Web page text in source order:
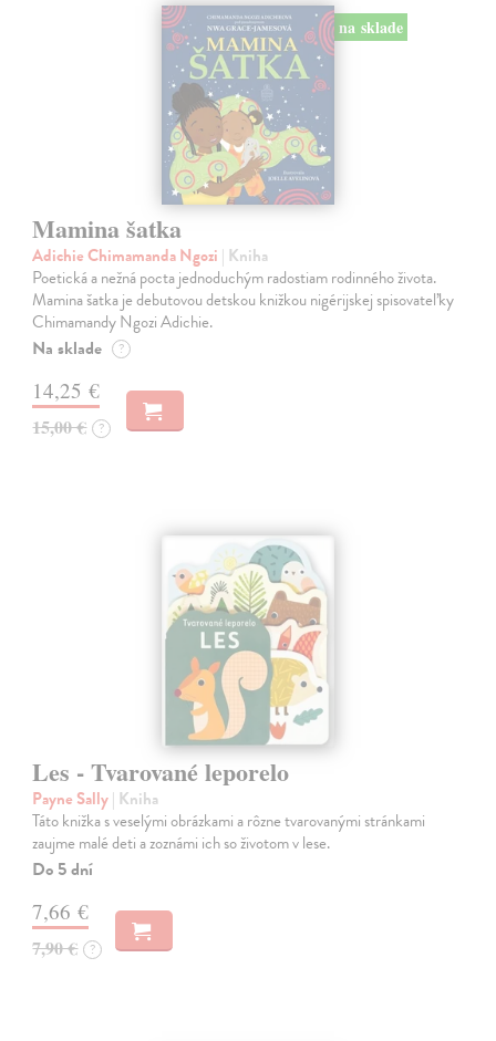
na sklade
Mamina šatka
Adichie Chimamanda Ngozi | Kniha
Poetická a nežná pocta jednoduchým radostiam rodinného života.
Mamina šatka je debutovou detskou knižkou nigérijskej spisovateľky
Chimamandy Ngozi Adichie.
Na sklade ?
14,25 €
15,00 € ?
Les - Tvarované leporelo
Payne Sally| Kniha
Táto knižka s veselými obrázkami a rôzne tvarovanými stránkami
zaujme malé deti a zoznámi ich so životom v lese.
Do 5 dní
7,66 €
7,90 € ?